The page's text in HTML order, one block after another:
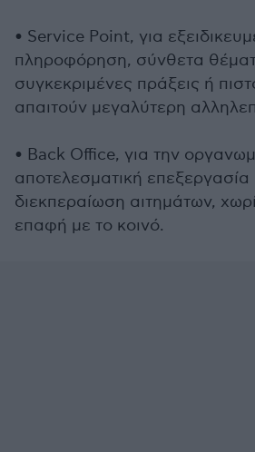
• Service Point, για
πληροφόρηση, σύνθετα
συγκεκριμένες πράξεις ή
απαιτούν μεγαλύτερη
• Back Office, για την
αποτελεσματική επεξεργασία
διεκπεραίωση αιτημάτων,
επαφή με το κοινό.